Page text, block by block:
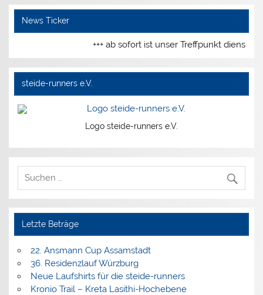
News Ticker
+++ ab sofort ist unser Treffpunkt
steide-runners e.V.
Logo steide-runners e.V.
Letzte Beträge
22. Ansmann Cup Assamstadt
36. Residenzlauf Würzburg
Neue Laufshirts für die steide-runners
Kronio Trail – Kreta Lasithi-Hochebene